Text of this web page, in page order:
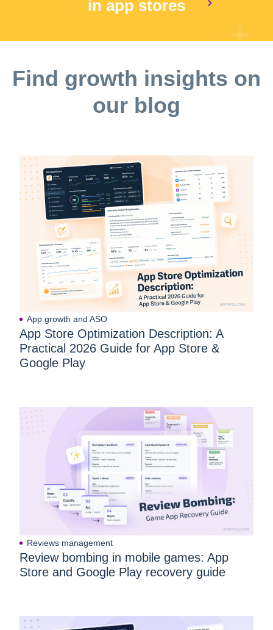
in app stores
Find growth insights on
our blog
App growth and ASO
App Store Optimization Description: A
Practical 2026 Guide for App Store &
Google Play
Reviews management
Review bombing in mobile games: App
Store and Google Play recovery guide